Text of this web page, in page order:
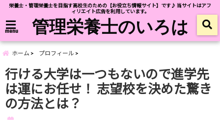
栄養士・管理栄養士を目指す高校生のための【お役立ち情報サイト】です♪ 当サイトはアフ
ィリエイト広告を利用しています。
menu 管理栄養士のいろは
ホーム プロフィール
行ける大学は一つもないので進学先
は運にお任せ！ 志望校を決めた驚き
の方法とは？